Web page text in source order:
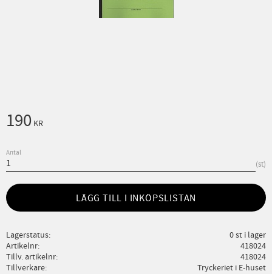
190 KR
Antal
st
LÄGG TILL I INKÖPSLISTAN
Lagerstatus
0 st i lager
Artikelnr
418024
Tillv. artikelnr
418024
Tillverkare
Tryckeriet i E-huset